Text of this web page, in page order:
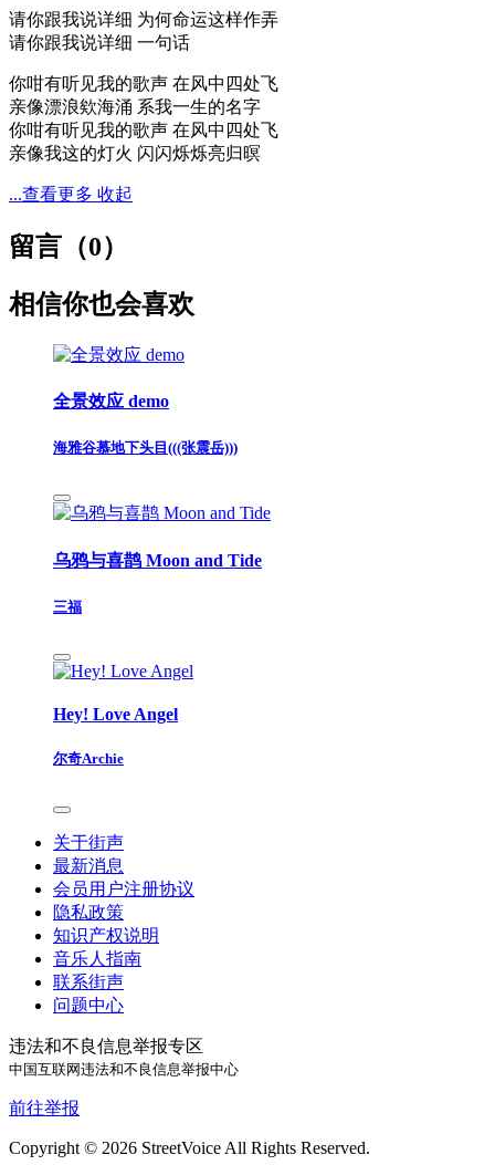
请你跟我说详细 为何命运这样作弄
请你跟我说详细 一句话
你咁有听见我的歌声 在风中四处飞
亲像漂浪欸海涌 系我一生的名字
你咁有听见我的歌声 在风中四处飞
亲像我这的灯火 闪闪烁烁亮归暝
...查看更多 收起
留言（0）
相信你也会喜欢
全景效应 demo
海雅谷慕地下头目(((张震岳)))
乌鸦与喜鹊 Moon and Tide
三福
Hey! Love Angel
尔奇Archie
关于街声
最新消息
会员用户注册协议
隐私政策
知识产权说明
音乐人指南
联系街声
问题中心
违法和不良信息举报专区
中国互联网违法和不良信息举报中心
前往举报
Copyright © 2026 StreetVoice All Rights Reserved.